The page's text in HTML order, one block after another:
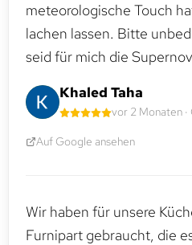
meteorologische Touch
lachen lassen. Bitte
seid für mich die
Khaled Taha
vor 2 Monaten
Auf Google ansehen
Wir haben für unsere
Furnipart gebraucht, die